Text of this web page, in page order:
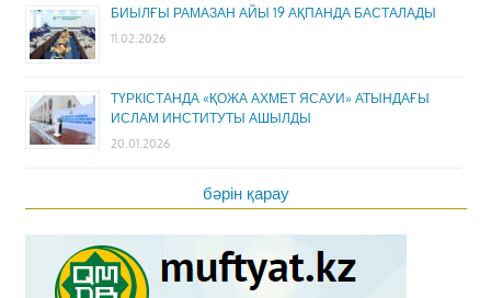
БИЫЛҒЫ РАМАЗАН АЙЫ 19 АҚПАНДА БАСТАЛАДЫ
11.02.2026
ТҮРКІСТАНДА «ҚОЖА АХМЕТ ЯСАУИ» АТЫНДАҒЫ
ИСЛАМ ИНСТИТУТЫ АШЫЛДЫ
20.01.2026
бәрін қарау